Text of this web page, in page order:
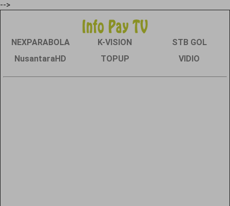
-->
NEXPARABOLA K-VISION
STB GOL
NusantaraHD
TOPUP VIDIO